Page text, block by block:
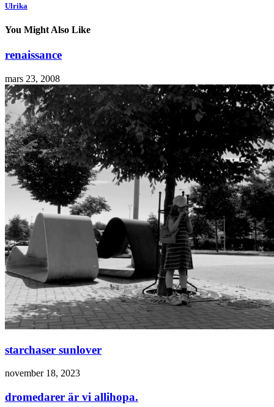
Ulrika
You Might Also Like
renaissance
mars 23, 2008
starchaser sunlover
november 18, 2023
dromedarer är vi allihopa.